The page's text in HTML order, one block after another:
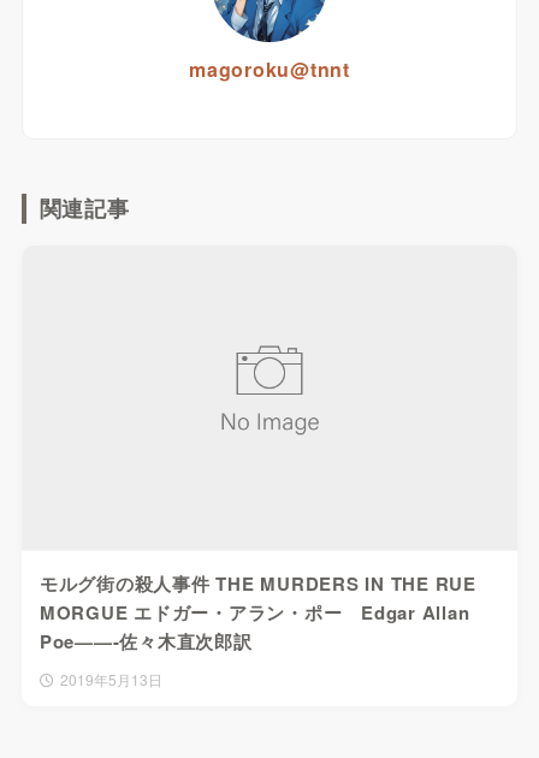
magoroku@tnnt
関連記事
モルグ街の殺人事件 THE MURDERS IN THE RUE
MORGUE エドガー・アラン・ポー Edgar Allan
Poe——-佐々木直次郎訳
2019年5月13日